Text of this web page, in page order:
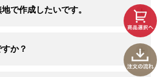
で作成したいです。
か？